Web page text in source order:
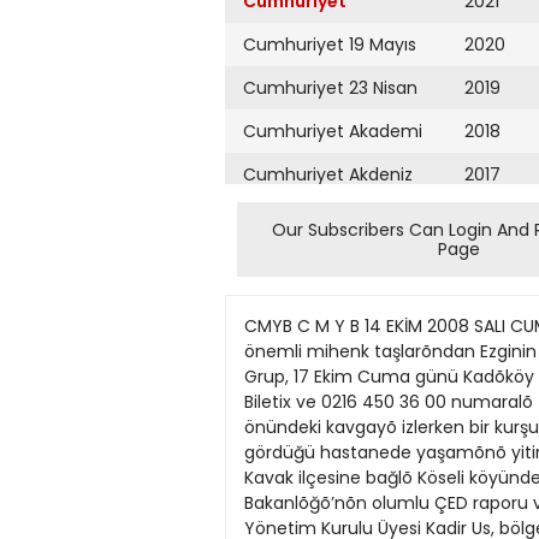
Cumhuriyet 19 Mayıs
Cumhuriyet 23 Nisan
Cumhuriyet Akademi
Cumhuriyet Akdeniz
Cumhuriyet Alışveriş
Cumhuriyet Ankara
Cumhuriyet Büyük
Taaruz
Cumhuriyet
Cumartesi
Cumhuriyet Çevre
2020
2019
2018
2017
2016
2015
2013
2011
2010
2009
Our Subscribers Can Login And
Page
CMYB C M Y B 14 EKİM 2008 SALI CUMHURİYET SAYFA HABERLER 3 Ezginin Günlüğü Kadıköy’de Haber Merkezi - Türk pop müziğinin en önemli mihenk taşlarõndan Ezginin Günlüğü, sanatõnõn 27. yõlõnda konserleriyle sevenlerinin karşõsõna çõkmaya devam ediyor. Grup, 17 Ekim Cuma günü Kadõköy Halk Eğitim Merkezi’nde İstanbul’lu dinleyicileriyle buluşuyor. Saat 20.30’da başlayacak konserle ilgili Biletix ve 0216 450 36 00 numaralõ telefondan bilgi alõnabilir. Besra maganda kurbanı Haber Merkezi - Mersin’de 6 Ekim günü evlerinin önündeki kavgayõ izlerken bir kurşunun başõna isabet etmesi sonucu yaralanan ilköğretim 5. sõnõf öğrencisi Besra Göksu (10), tedavi gördüğü hastanede yaşamõnõ yitirdi. Olayla ilgili 5 kişi tutuklanmõştõ. Taşocağına olumlu rapor SAMSUN (Cumhuriyet) - Samsun’un Kavak ilçesine bağlõ Köseli köyünde kurulmasõ planlanan Kavçim Entegre Çimento Fabrikasõ ve Malzeme Ocağõ’na Çevre ve Orman Bakanlõğõ’nõn olumlu ÇED raporu vermesi köylülerin tepkisine neden oldu.Köseli Köyü Marsulla Mahallesi Kültür ve Yaşatma Derneği Yönetim Kurulu Üyesi Kadir Us, bölgede ormanlõk alanlarõn taşocaklarõyla katledildiğini raporda bölgenin kõraç toprak olarak gösterildiğine dikkat çekti. Us, “250 hektar orman alanõ yok olacak. Güneyde 20 hektar orman alanõ yandõğõnda kõyamet koparken burada 250 hektar heba olduğunda isyan çõkar” diye konuştu. Selçuker’e son görev İstanbul Haber Servisi - Solunum yetmezliği nedeniyle hayatõnõ kaybeden gazeteci, spiker ve radyo-TV alanõnda ilk devlet sanatçõsõ unvanõna sahip Nedret Selçuker, dün son yolculuğuna uğurlandõ. Nedret Selçuker (70) için ilk tören, Türkiye Gazeteciler Cemiyeti’nde (TGC) düzenlendi. Selçuker’in cenazesi, TRT İstanbul Radyosu’na götürüldü. Buradaki törenin ardõndan Selçuker’in cenazesi, ikindi vakti Teşvikiye Camisi’nde kõlõnan cenaze namazõn ardõndan Karacaahmet Mezarlõğõ’nda toprağa verildi. Ek yerleştirmede süre uzadı ANKARA (Cumhuriyet Bürosu) - Üniversitelere ek yerleştirme işlemleri bugün saat 17.00’ye kadar uzatõldõ. ÖSYM’den yapõlan açõklamada, 2008 ÖSYS Ek Yerleştirme tercih işlemlerinin süresinin bugün saat 17.00’ye kadar uzatõldõğõ bildirildi. Açõklamada, “İşlemler salõ günü saat 17.00’de kesin olarak sona erecektir” denildi. ÖSYM, başvuru süresini 8-13 Ekim olarak belirlemişti. Allianoi için umut ışığı İZMİR (Cumhuriyet Ege Bürosu) - Bergama’daki antik Allianoi yerleşimi için umut õşõğõ belirdi. Kültür ve Turizm Bakanlõğõ’nõn, antik kentin etrafõnõn duvarla çevrildikten sonra Yortanlõ Barajõ’nõn sularõ altõnda bõrakõlmasõ önerisi, bilirkişi heyetince dayanaksõz bulundu. Çevrecilerin İzmir İdare Mahkemesi’ne açtõklarõ